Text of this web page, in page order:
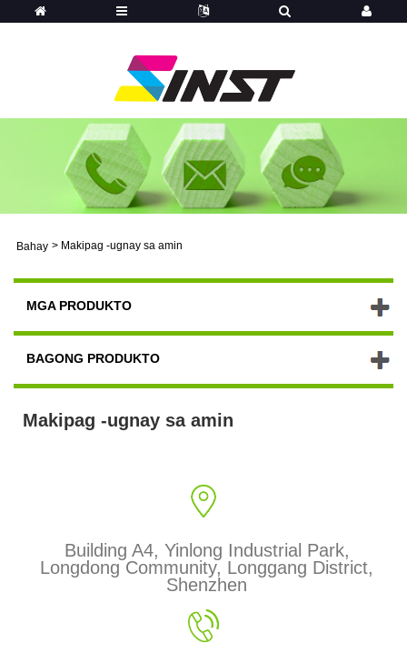
Bahay > Makipag -ugnay sa amin
MGA PRODUKTO
BAGONG PRODUKTO
Makipag -ugnay sa amin
Building A4, Yinlong Industrial Park,
Longdong Community, Longgang District,
Shenzhen